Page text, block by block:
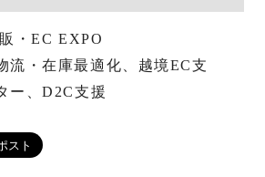
・EC EXPO
流・在庫最適化、越境EC支
ー、D2C支援